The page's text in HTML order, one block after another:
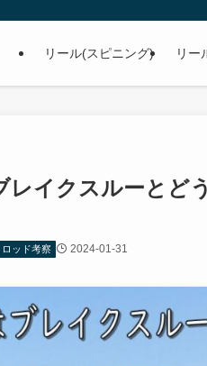
リール(スピニング) リー
レイクスルーとど
ロッド考察 2024-01-31